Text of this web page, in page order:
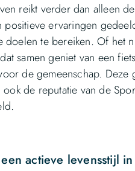
reikt verder dan alleen
ervaringen
te bereiken. Of het
samen geniet van een
de gemeenschap. Deze
de reputatie van de
actieve levensstijl